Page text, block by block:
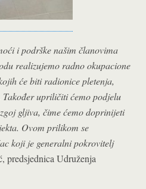
i podrške našim članovima
realizujemo radno okupacione
će biti radionice pletenja,
upriličiti ćemo podjelu
gljiva, čime ćemo doprinijeti
Ovom prilikom se
koji je generalni pokrovitelj
predsjednica Udruženja